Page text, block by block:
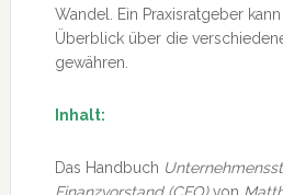
Wandel. Ein Praxisratgeber
Überblick über die
gewähren.
Inhalt:
Das Handbuch